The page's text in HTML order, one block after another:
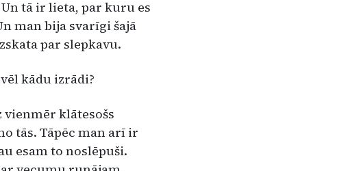
tā ir lie­ta, par kuru es
man bija svarīgi šajā
par slepkavu.
kādu izrādi?
vienmēr klātesošs
tās. Tāpēc man arī ir
esam to noslē­puši.